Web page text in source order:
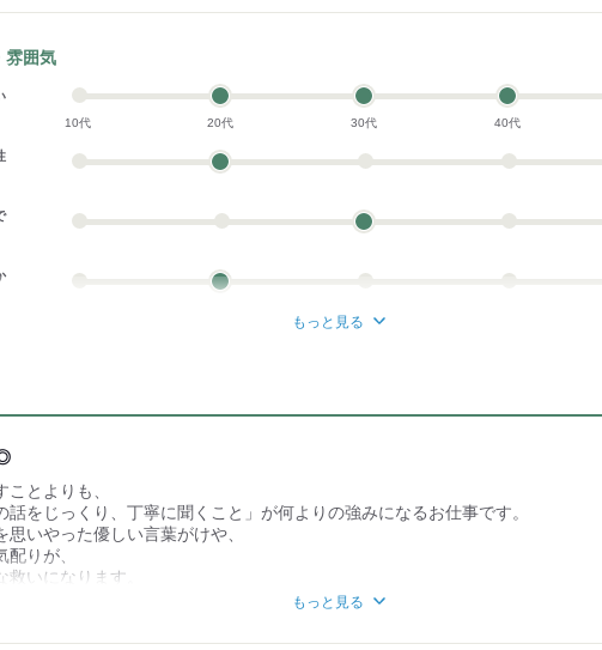
雰囲気
10代 20代 30代 40代
もっと見る
とよりも、
話をじっくり、丁寧に聞くこと」が何よりの強みになるお仕事です。
思いやった優しい言葉がけや、
りが、
救いになります。
とうございました」とお言葉をいただいたり、
もっと見る